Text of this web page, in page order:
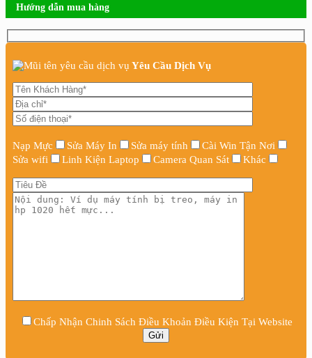
Hướng dẫn mua hàng
Yêu Cầu Dịch Vụ
Nạp Mực Sửa Máy In Sửa máy tính
Cài Win Tận Nơi
Sửa wifi
Linh Kiện Laptop Camera Quan Sát Khác
Chấp Nhận Chinh Sách Điều Khoản Điều Kiện Tại Website